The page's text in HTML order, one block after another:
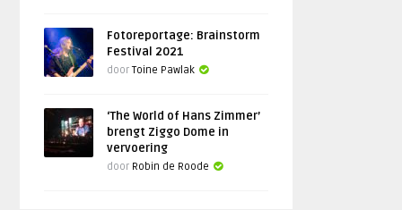
Fotoreportage: Brainstorm
Festival 2021
doorToine Pawlak
‘The World of Hans Zimmer’
brengt Ziggo Dome in
vervoering
door Robin de Roode